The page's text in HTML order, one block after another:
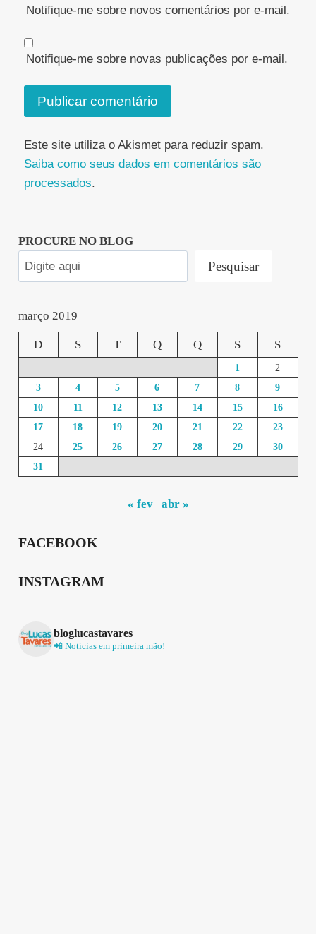
Notifique-me sobre novos comentários por e-mail.
Notifique-me sobre novas publicações por e-mail.
Este site utiliza o Akismet para reduzir spam.
Saiba como seus dados em comentários são
processados.
PROCURE NO BLOG
Pesquisar
março 2019
D S T Q Q S S
1
2
3
4 5 6 7 8
9
10
11 12 13 14 15
16
17
18 19 20 21 22
23
24
25 26 27 28 29
30
31
« fev abr »
FACEBOOK
INSTAGRAM
bloglucastavares
📲 Notícias em primeira mão!